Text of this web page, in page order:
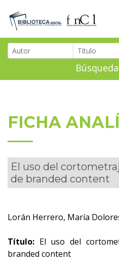
FICHA
El uso del
de branded content
Lorán Herrero, María
Título: El uso del
branded content